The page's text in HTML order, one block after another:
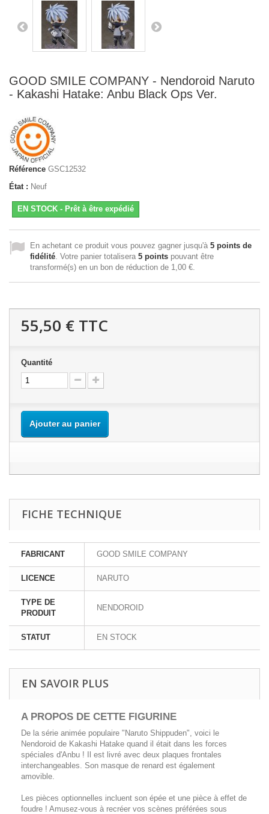
GOOD SMILE COMPANY - Nendoroid Naruto
- Kakashi Hatake: Anbu Black Ops Ver.
Référence GSC12532
État : Neuf
EN STOCK - Prêt à être expédié
En achetant ce produit vous pouvez gagner jusqu'à 5 points de
fidélité . Votre panier totalisera 5 points pouvant être
transformé(s) en un bon de réduction de 1,00 €
55,50 € TTC
Quantité
Ajouter au panier
FICHE TECHNIQUE
FABRICANT GOOD SMILE COMPANY
LICENCE NARUTO
TYPE DE
PRODUIT
NENDOROID
STATUT EN STOCK
EN SAVOIR PLUS
A PROPOS DE CETTE FIGURINE
De la série animée populaire "Naruto Shippuden", voici le
Nendoroid de Kakashi Hatake quand il était dans les forces
spéciales d'Anbu ! Il est livré avec deux plaques frontales
interchangeables. Son masque de renard est également
amovible.
Les pièces optionnelles incluent son épée et une pièce à effet de
foudre ! Amusez-vous à recréer vos scènes préférées sous